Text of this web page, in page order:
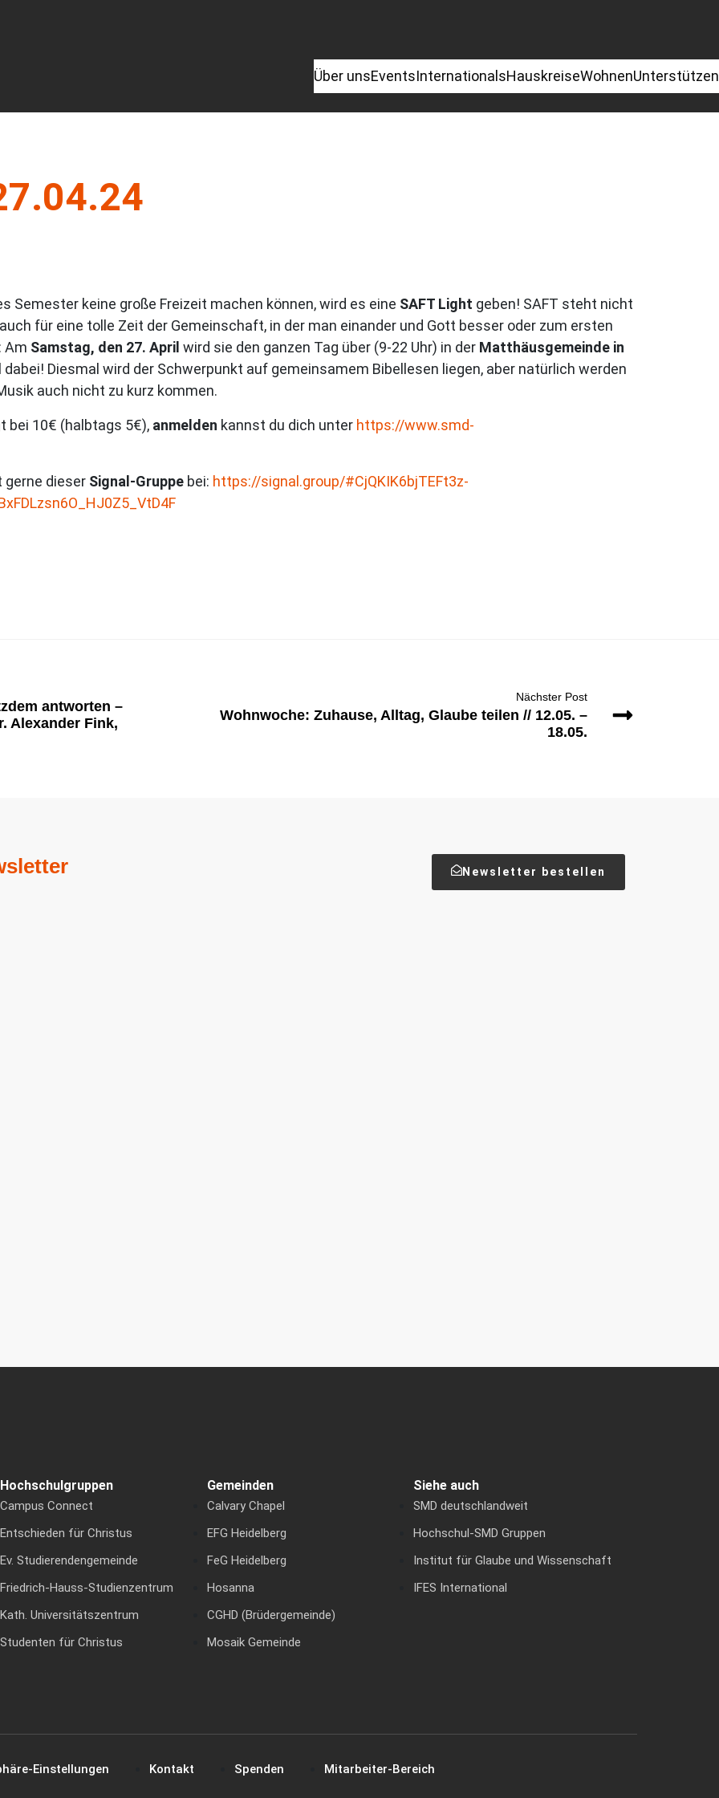
Über unsEventsInternationalsHauskreiseWohnenUnterstützen
Semester keine große Freizeit machen können, wird es eine SAFT Light geben! SAFT steht nicht
für eine tolle Zeit der Gemeinschaft, in der man einander und Gott besser oder zum ersten
Am Samstag, den 27. April wird sie den ganzen Tag über (9-22 Uhr) in der Matthäusgemeinde in
Diesmal wird der Schwerpunkt auf gemeinsamem Bibellesen liegen, aber natürlich werden
auch nicht zu kurz kommen.
bei 10€ (halbtags 5€), anmelden kannst du dich unter https://www.smd-
gerne dieser Signal-Gruppe bei: https://signal.group/#CjQKIK6bjTEFt3z-
antworten –
Alexander Fink,
Nächster Post
Wohnwoche: Zuhause, Alltag, Glaube teilen // 12.05. –
18.05.
Newsletter bestellen
Hochschulgruppen
Campus Connect
Entschieden für Christus
Ev. Studierendengemeinde
Friedrich-Hauss-Studienzentrum
Kath. Universitätszentrum
Studenten für Christus
Gemeinden
Calvary Chapel
EFG Heidelberg
FeG Heidelberg
Hosanna
CGHD (Brüdergemeinde)
Mosaik Gemeinde
Siehe auch
SMD deutschlandweit
Hochschul-SMD Gruppen
Institut für Glaube und Wissenschaft
IFES International
Einstellungen Kontakt Spenden Mitarbeiter-Bereich